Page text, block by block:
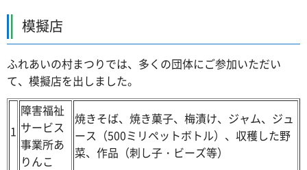
模擬店
ふれあいの村まつりでは、多くの団体にご参加いただい
て、模擬店を出しました。
1
障害福祉
サービス
事業所あ
りんこ
焼きそば、焼き菓子、梅漬け、ジャム、ジュ
ース（500ミリペットボトル）、収穫した野
菜、作品（刺し子・ビーズ等）